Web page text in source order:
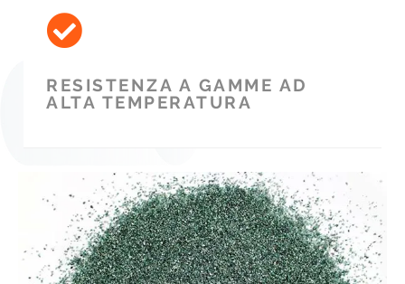
RESISTENZA A GAMME AD
ALTA TEMPERATURA